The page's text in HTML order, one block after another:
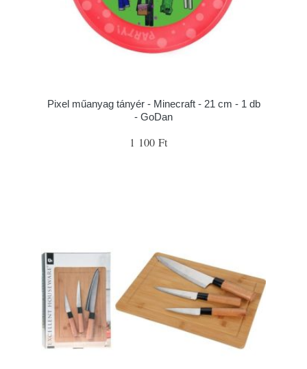
Pixel műanyag tányér - Minecraft - 21 cm - 1 db
- GoDan
1 100 Ft